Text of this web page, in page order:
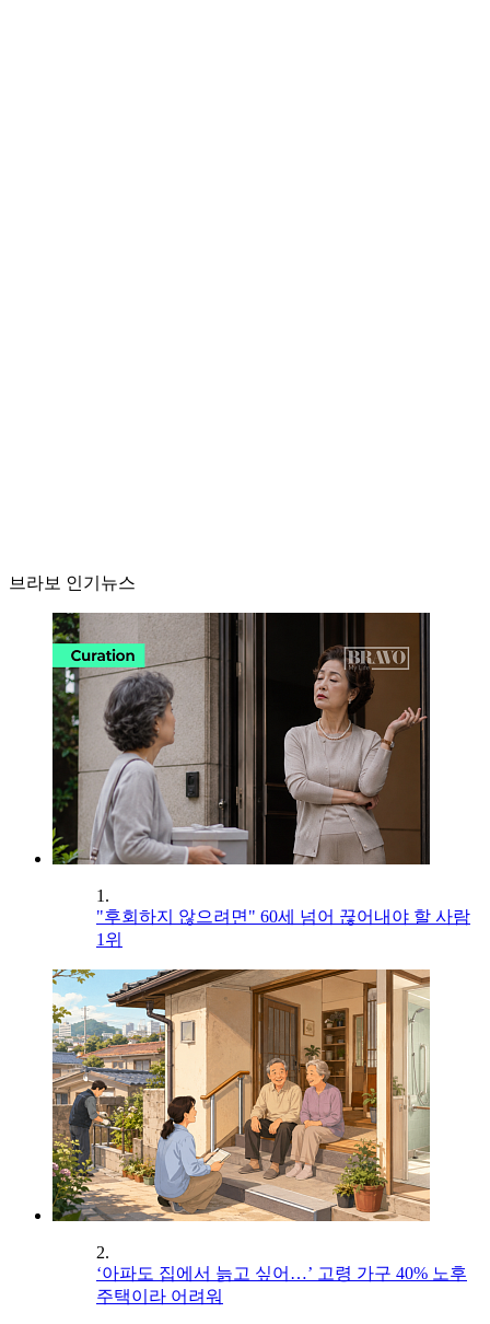
브라보 인기뉴스
1.
"후회하지 않으려면" 60세 넘어 끊어내야 할 사람
1위
2.
‘아파도 집에서 늙고 싶어…’ 고령 가구 40% 노후
주택이라 어려워